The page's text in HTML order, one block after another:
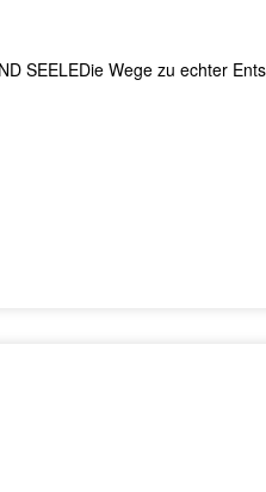
SEELEDie Wege zu echter